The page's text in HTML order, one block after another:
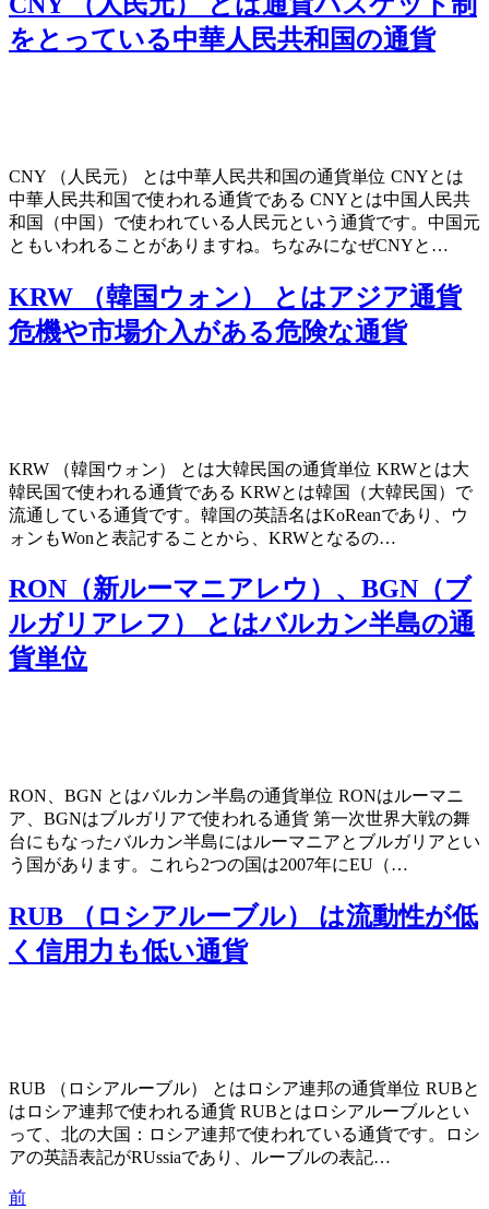
をとっている中華人民共和国の通貨
CNY （人民元） とは中華人民共和国の通貨単位 CNYとは
中華人民共和国で使われる通貨である CNYとは中国人民共
和国（中国）で使われている人民元という通貨です。中国元
ともいわれることがありますね。ちなみになぜCNYと…
KRW （韓国ウォン） とはアジア通貨
危機や市場介入がある危険な通貨
KRW （韓国ウォン） とは大韓民国の通貨単位 KRWとは大
韓民国で使われる通貨である KRWとは韓国（大韓民国）で
流通している通貨です。韓国の英語名はKoReanであり、ウ
ォンもWonと表記することから、KRWとなるの…
RON（新ルーマニアレウ）、BGN（ブ
ルガリアレフ） とはバルカン半島の通
貨単位
RON、BGN とはバルカン半島の通貨単位 RONはルーマニ
ア、BGNはブルガリアで使われる通貨 第一次世界大戦の舞
台にもなったバルカン半島にはルーマニアとブルガリアとい
う国があります。これら2つの国は2007年にEU（…
RUB （ロシアルーブル） は流動性が低
く信用力も低い通貨
RUB （ロシアルーブル） とはロシア連邦の通貨単位 RUBと
はロシア連邦で使われる通貨 RUBとはロシアルーブルとい
って、北の大国：ロシア連邦で使われている通貨です。ロシ
アの英語表記がRUssiaであり、ルーブルの表記…
前